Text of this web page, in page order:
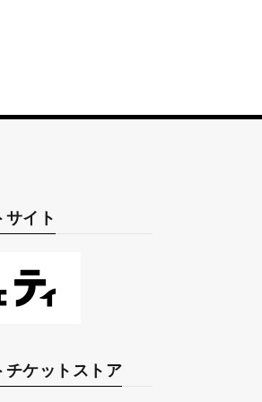
イト
ケットストア